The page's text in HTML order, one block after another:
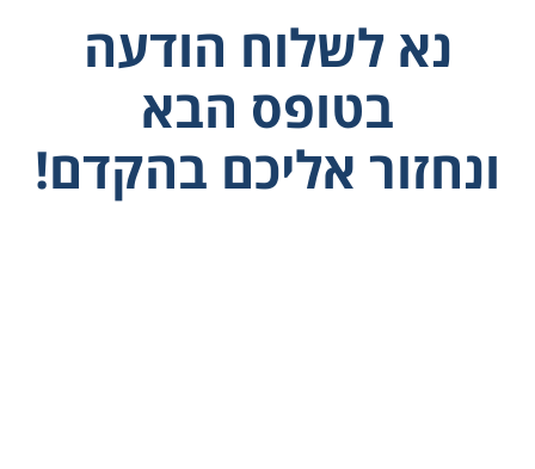
נא לשלוח הודעה
בטופס הבא
ונחזור אליכם בהקדם!